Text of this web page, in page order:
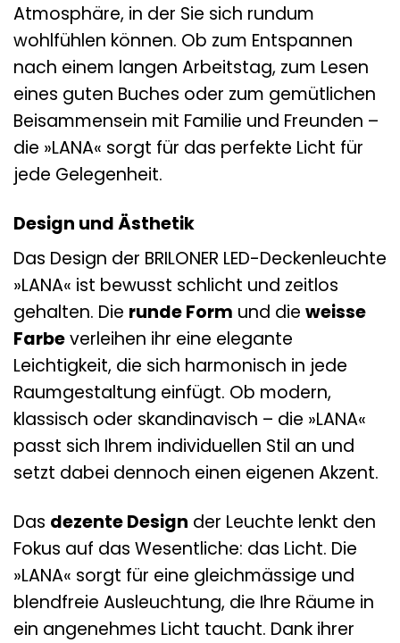
Atmosphäre, in der Sie sich rundum
wohlfühlen können. Ob zum Entspannen
nach einem langen Arbeitstag, zum Lesen
eines guten Buches oder zum gemütlichen
Beisammensein mit Familie und Freunden –
die »LANA« sorgt für das perfekte Licht für
jede Gelegenheit.
Design und Ästhetik
Das Design der BRILONER LED-Deckenleuchte
»LANA« ist bewusst schlicht und zeitlos
gehalten. Die runde Form und die weisse
Farbeverleihen ihr eine elegante
Leichtigkeit, die sich harmonisch in jede
Raumgestaltung einfügt. Ob modern,
klassisch oder skandinavisch – die »LANA«
passt sich Ihrem individuellen Stil an und
setzt dabei dennoch einen eigenen Akzent.
Das dezente Design der Leuchte lenkt den
Fokus auf das Wesentliche: das Licht. Die
»LANA« sorgt für eine gleichmässige und
blendfreie Ausleuchtung, die Ihre Räume in
ein angenehmes Licht taucht. Dank ihrer